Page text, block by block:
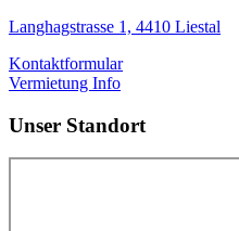
Langhagstrasse 1, 4410 Liestal
Kontaktformular
Vermietung Info
Unser Standort